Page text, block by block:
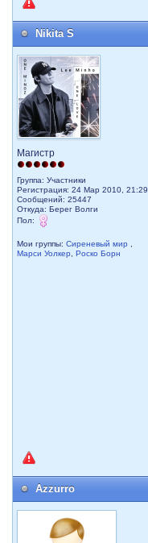
Nikita S
Магистр
Группа: Участники
Регистрация: 24 Мар 2010, 21:29
Сообщений: 25447
Откуда: Берег Волги
Пол:
Мои группы:Сиреневый мир
Марси Уолкер
,Роско Борн
Azzurro